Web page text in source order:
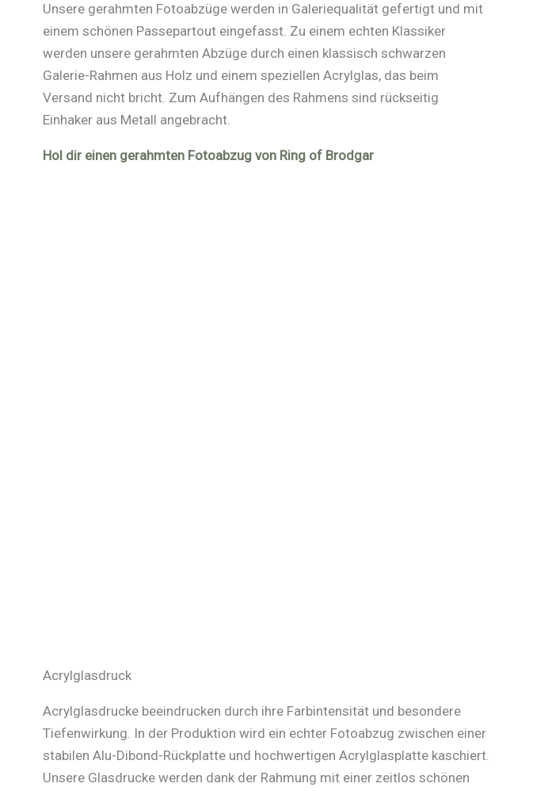
Unsere gerahmten Fotoabzüge werden in Galeriequalität gefertigt und mit
einem schönen Passepartout eingefasst. Zu einem echten Klassiker
werden unsere gerahmten Abzüge durch einen klassisch schwarzen
Galerie-Rahmen aus Holz und einem speziellen Acrylglas, das beim
Versand nicht bricht. Zum Aufhängen des Rahmens sind rückseitig
Einhaker aus Metall angebracht.
Hol dir einen gerahmten Fotoabzug von Ring of Brodgar
Acrylglasdruck
Acrylglasdrucke beeindrucken durch ihre Farbintensität und besondere
Tiefenwirkung. In der Produktion wird ein echter Fotoabzug zwischen einer
stabilen Alu-Dibond-Rückplatte und hochwertigen Acrylglasplatte kaschiert.
Unsere Glasdrucke werden dank der Rahmung mit einer zeitlos schönen